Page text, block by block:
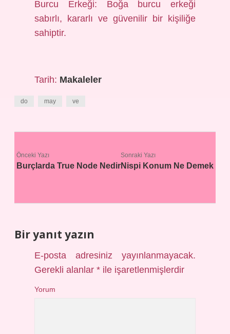
Burcu Erkeği: Boğa burcu erkeği
sabırlı, kararlı ve güvenilir bir kişiliğe
sahiptir.
Tarih: Makaleler
do may ve
Önceki Yazı
Burçlarda True Node Nedir
Sonraki Yazı
Nispi Konum Ne Demek
Bir yanıt yazın
E-posta adresiniz yayınlanmayacak.
Gerekli alanlar* ile işaretlenmişlerdir
Yorum